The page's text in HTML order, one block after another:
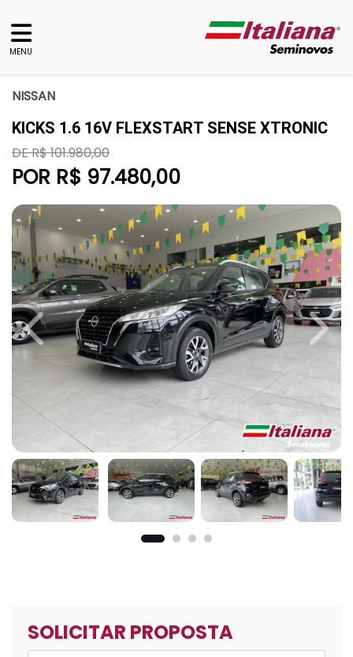
MENU
NISSAN
KICKS 1.6 16V FLEXSTART SENSE XTRONIC
DE R$ 101.980,00
POR R$ 97.480,00
Previous Next
SOLICITAR PROPOSTA